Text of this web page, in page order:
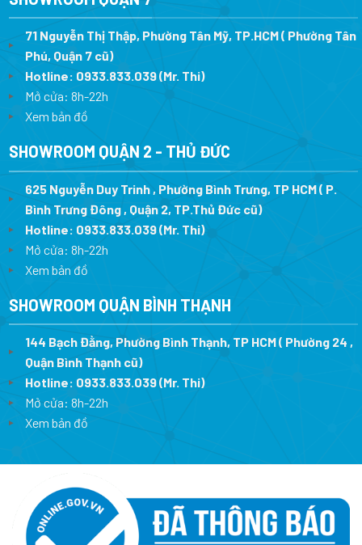
71 Nguyễn Thị Thập, Phường Tân Mỹ, TP.HCM ( Phường Tân
Phú, Quận 7 cũ)
Hotline: 0933.833.039(Mr. Thi)
Mở cửa: 8h-22h
Xem bản đồ
SHOWROOM QUẬN 2 - THỦ ĐỨC
625 Nguyễn Duy Trinh , Phường Bình Trưng, TP HCM ( P.
Bình Trưng Đông , Quận 2, TP.Thủ Đức cũ)
Hotline: 0933.833.039(Mr. Thi)
Mở cửa: 8h-22h
Xem bản đồ
SHOWROOM QUẬN BÌNH THẠNH
144 Bạch Đằng, Phường Bình Thạnh, TP HCM ( Phường 24 ,
Quận Bình Thạnh cũ)
Hotline: 0933.833.039(Mr. Thi)
Mở cửa: 8h-22h
Xem bản đồ